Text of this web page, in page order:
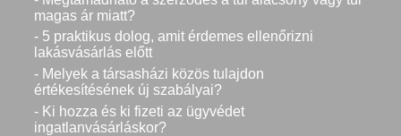
magas ár miatt?
- 5 praktikus dolog, amit érdemes ellenőrizni
lakásvásárlás előtt
- Melyek a társasházi közös tulajdon
értékesítésének új szabályai?
- Ki hozza és ki fizeti az ügyvédet
ingatlanvásárláskor?